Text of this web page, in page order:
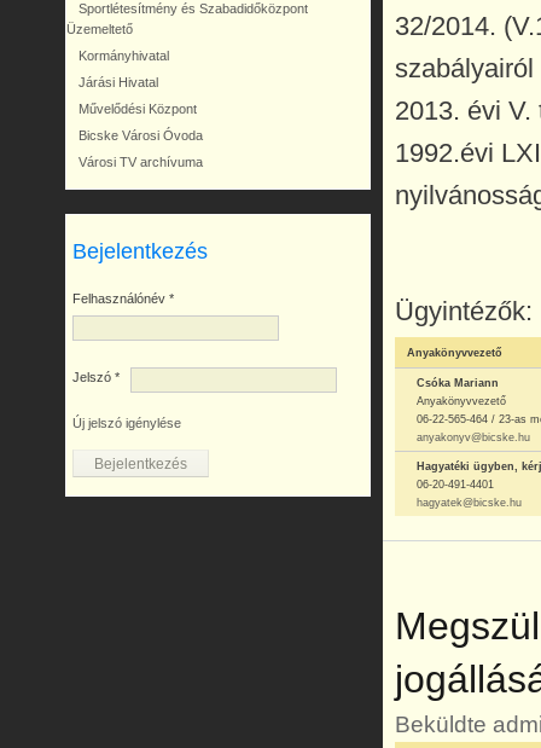
Sportlétesítmény és Szabadidőközpont
Üzemeltető
Kormányhivatal
Járási Hivatal
Művelődési Központ
Bicske Városi Óvoda
Városi TV archívuma
Bejelentkezés
Felhasználónév *
Jelszó *
Új jelszó igénylése
32/2014.
szabályairól
2013. évi
1992.évi
Ügyintézők:
Anyakönyvvezető
Csóka Mariann
Anyakönyvvezető
06-22-565-464 / 23-as
anyakonyv@bicske.hu
Hagyatéki ügyben,
06-20-491-4401
hagyatek@bicske.hu
Beküldte